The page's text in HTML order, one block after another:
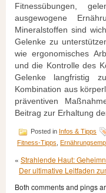
Fitnessübungen,
ausgewogene
Mineralstoffen sind
Gelenke zu
wie ergonomisches
und die Kontrolle des
Gelenke langfristig
Kombination aus
präventiven
Beitrag zur Erhaltung
Posted in Infos & Tipps
Fitness-Tipps
« Strahlende Haut:
Der ultimative Leitfaden
Both comments and pings